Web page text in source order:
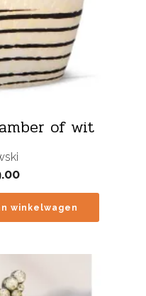
amber of wit
winkelwagen